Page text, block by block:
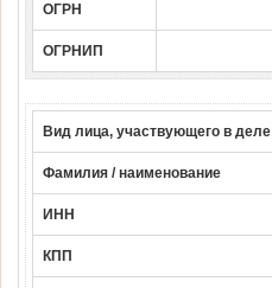
ОГРН
ОГРНИП
Вид лица, участвующего в деле
Фамилия / наименование
ИНН
КПП